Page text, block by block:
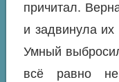
причитал.
и задвинула
Умный
всё равно